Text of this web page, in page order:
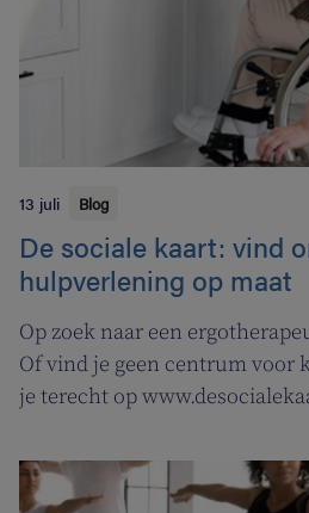
13 juli Blog
De sociale kaart: vind
hulpverlening op maat
Op zoek naar een
Of vind je geen centrum voor
je terecht op
gezondheidszorg en welzijn.
patiënten als zorgverleners.